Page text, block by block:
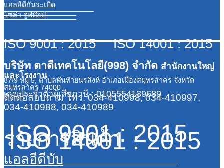
แอลอีดีกันระเบิด
โซล่า รูฟท๊อป
ISO 9001 : 2015 ISO 14001 : 2015
บริษัท ตาดีเทคโนโลยี(998) จำกัด สำนักงานใหญ่
และโรงงาน
87/9 หมู่ 5, ตำบลพันท้ายนรสิงห์ อำเภอเมืองสมุทรสาคร จังหวัด
สมุทรสาคร 74000
เลขประจำตัวผู้เสียภาษี : 0105554139689
ติดต่อสอบถาม โทร. 034-410998, 034-410997,
034-410988, 034-410989
ISO 9001 : 2015
ISO 14001 : 2015
รายการสินค้า
แอลอีดีบับ